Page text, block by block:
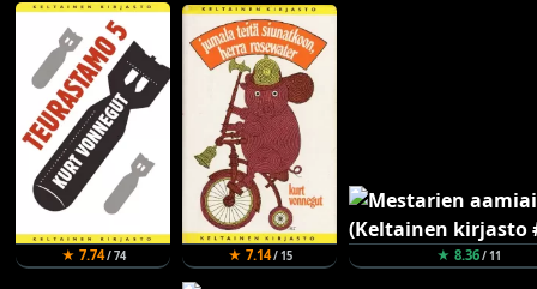
★ 7.74/ 74 ★ 7.14/ 15 ★ 8.36/ 11